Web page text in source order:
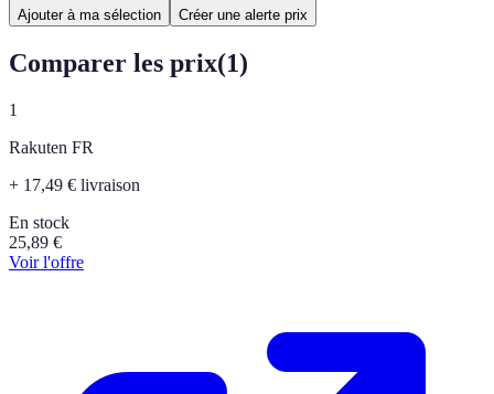
Ajouter à ma sélection Créer une alerte prix
Comparer les prix(1)
1
Rakuten FR
+ 17,49 € livraison
En stock
25,89 €
Voir l'offre